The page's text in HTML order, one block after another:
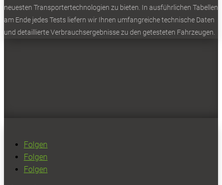
neuesten Transportertechnologien zu bieten. In ausführlichen Tabellen
am Ende jedes Tests liefern wir Ihnen umfangreiche technische Daten
und detaillierte Verbrauchsergebnisse zu den getesteten Fahrzeugen.
Folgen
Folgen
Folgen